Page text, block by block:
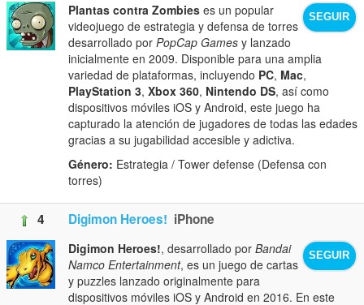
SEGUIR
Plantas contra Zombies es un popular
videojuego de estrategia y defensa de torres
desarrollado por PopCap Games y lanzado
inicialmente en 2009. Disponible para una amplia
variedad de plataformas, incluyendo PC, Mac,
PlayStation 3, Xbox 360, Nintendo DS, así como
dispositivos móviles iOS y Android, este juego ha
capturado la atención de jugadores de todas las edades
gracias a su jugabilidad accesible y adictiva.
Género: Estrategia / Tower defense (Defensa con
torres)
4 Digimon Heroes! iPhone
SEGUIR
Digimon Heroes!, desarrollado por Bandai
Namco Entertainment, es un juego de cartas
y puzzles lanzado originalmente para
dispositivos móviles iOS y Android en 2016. En este